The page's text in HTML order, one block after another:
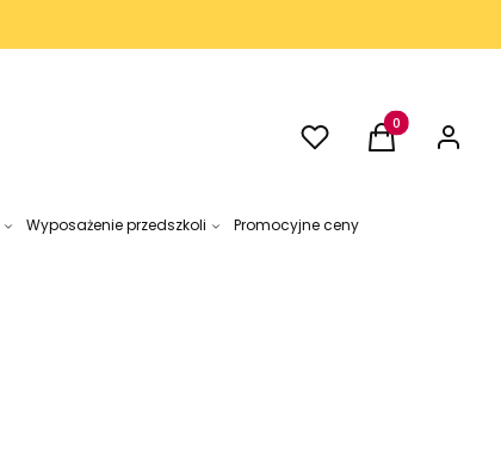
UlubioneProdukty w
Koszyk Zaloguj
Wyposażenie przedszkoli
Promocyjne ceny